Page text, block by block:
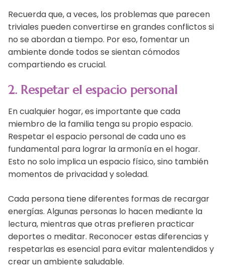
Recuerda que, a veces, los problemas que parecen
triviales pueden convertirse en grandes conflictos si
no se abordan a tiempo. Por eso, fomentar un
ambiente donde todos se sientan cómodos
compartiendo es crucial.
2. Respetar el espacio personal
En cualquier hogar, es importante que cada
miembro de la familia tenga su propio espacio.
Respetar el espacio personal de cada uno es
fundamental para lograr la armonía en el hogar.
Esto no solo implica un espacio físico, sino también
momentos de privacidad y soledad.
Cada persona tiene diferentes formas de recargar
energías. Algunas personas lo hacen mediante la
lectura, mientras que otras prefieren practicar
deportes o meditar. Reconocer estas diferencias y
respetarlas es esencial para evitar malentendidos y
crear un ambiente saludable.